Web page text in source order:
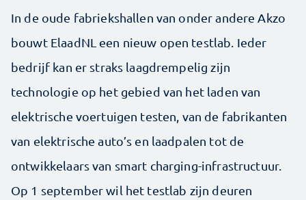
In de oude fabriekshallen van onder andere Akzo
bouwt ElaadNL een nieuw open testlab. Ieder
bedrijf kan er straks laagdrempelig zijn
technologie op het gebied van het laden van
elektrische voertuigen testen, van de fabrikanten
van elektrische auto’s en laadpalen tot de
ontwikkelaars van smart charging-infrastructuur.
Op 1 september wil het testlab zijn deuren